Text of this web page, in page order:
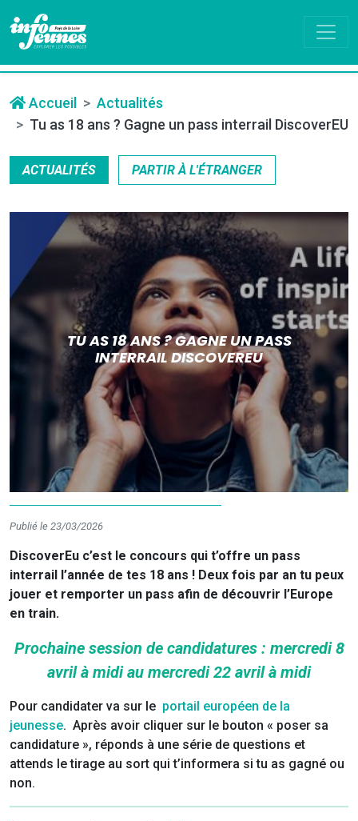
Accueil
Actualités
Tu as 18 ans ? Gagne un pass interrail DiscoverEU
ACTUALITÉS PARTIR À L'ÉTRANGER
TU AS 18 ANS ? GAGNE UN PASS
INTERRAIL DISCOVEREU
Publié le 23/03/2026
DiscoverEu c’est le concours qui t’offre un pass
interrail l’année de tes 18 ans ! Deux fois par an tu peux
jouer et remporter un pass afin de découvrir l’Europe
en train.
Prochaine session de candidatures : mercredi 8
avril à midi au mercredi 22 avril à midi
Pour candidater va sur le portail européen de la
jeunesse. Après avoir cliquer sur le bouton « poser sa
candidature », réponds à une série de questions et
attends le tirage au sort qui t’informera si tu as gagné ou
non.